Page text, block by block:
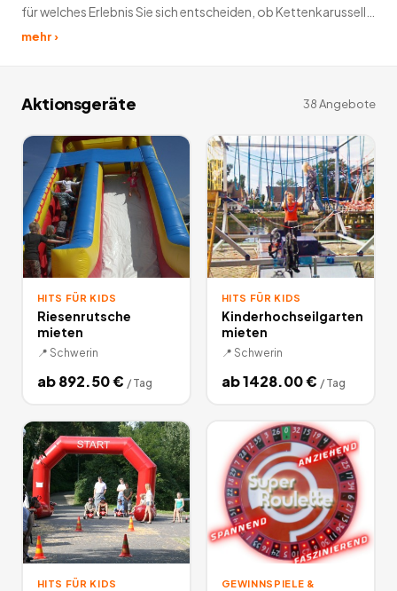
für welches Erlebnis Sie sich entscheiden, ob Kettenkarussell,
Clowns Auftritt oder Sonstiges, für Ihre Kinder bieten wir nur
deutschlandweit.
mehr ›
Aktionsgeräte 38Angebote
HITS FÜR KIDS
Riesenrutsche
mieten
📍 Schwerin
ab892.50€ / Tag
HITS FÜR KIDS
Kinderhochseilgarten
mieten
📍 Schwerin
ab1428.00€ / Tag
HITS FÜR KIDS
GEWINNSPIELE &